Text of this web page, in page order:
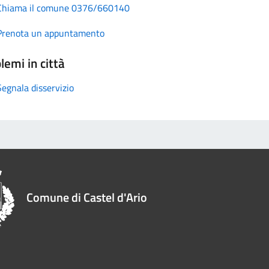
il comune 0376/660140
un appuntamento
in città
disservizio
Comune di Castel d'Ario